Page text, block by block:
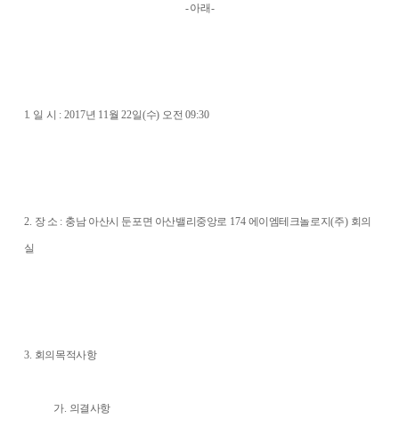
-아 래-
1. 일 시 : 2017년 11월22일 (수) 오전09:30
2. 장 소 : 충남 아산시 둔포면 아산밸리중앙로 174 에이엠테크놀로지(주) 회의
실
3. 회의목적사항
가. 의결사항